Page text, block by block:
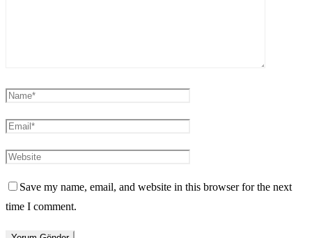
Save my name, email, and website in this browser for the next
time I comment.